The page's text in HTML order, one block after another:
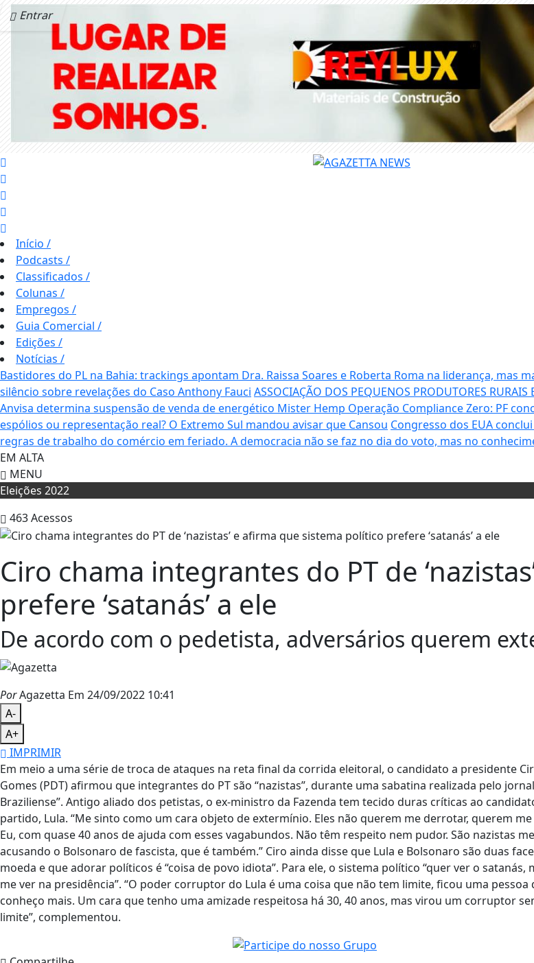
Entrar
Início /
Podcasts /
Classificados /
Colunas /
Empregos /
Guia Comercial /
Edições /
Notícias /
Bastidores do PL na Bahia: trackings apontam Dra. Raissa Soares e Roberta Roma na liderança, mas
silêncio sobre revelações do Caso Anthony Fauci ASSOCIAÇÃO DOS PEQUENOS PRODUTORES
Anvisa determina suspensão de venda de energético Mister Hemp Operação Compliance Zero: PF
espólios ou representação real? O Extremo Sul mandou avisar que Cansou Congresso dos EUA
regras de trabalho do comércio em feriado. A democracia não se faz no dia do voto, mas no
EM ALTA
MENU
Eleições 2022
463Acessos
Ciro chama integrantes do PT de
prefere ‘satanás’ a ele
De acordo com o pedetista, adversários querem
PorAgazetta Em 24/09/2022 10:41
A-
A+
IMPRIMIR
Em meio a uma série de troca de ataques na reta final da corrida eleitoral, o candidato a presidente
Gomes (PDT) afirmou que integrantes do PT são “nazistas”, durante uma sabatina realizada pelo
Braziliense”. Antigo aliado dos petistas, o ex-ministro da Fazenda tem tecido duras críticas ao
partido, Lula. “Me sinto como um cara objeto de extermínio. Eles não querem me derrotar, querem
Eu, com quase 40 anos de ajuda com esses vagabundos. Não têm respeito nem pudor. São nazistas
acusando o Bolsonaro de fascista, que é também.” Ciro ainda disse que Lula e Bolsonaro são duas
moeda e que adorar políticos é “coisa de povo idiota”. Para ele, o sistema político “quer ver o satanás,
me ver na presidência”. “O poder corruptor do Lula é uma coisa que não tem limite, ficou uma pessoa
conheço mais. Um cara que tenho uma amizade respeitosa há 30, 40 anos, mas virou um corruptor
limite”, complementou.